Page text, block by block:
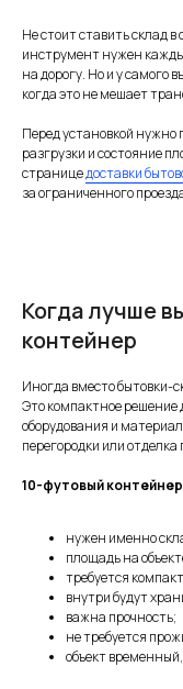
Не стоит ставить склад в
инструмент нужен
на дорогу. Но и у самого
когда это не мешает
Перед установкой нужно
разгрузки и состояние
страницедоставки
за ограниченного
Когда лучше
контейнер
Иногда вместо бытовки-
Это компактное решение
оборудования и
перегородки или отделка
10-футовый
нужен именно
площадь на
требуется
внутри будут
важна прочность;
не требуется
объект